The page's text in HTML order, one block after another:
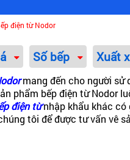
điện từ Nodor
Số bếp Xuất
mang đến cho người sử
phẩm bếp điện từ Nodor
điện từnhập khẩu khác có
tôi để được tư vấn